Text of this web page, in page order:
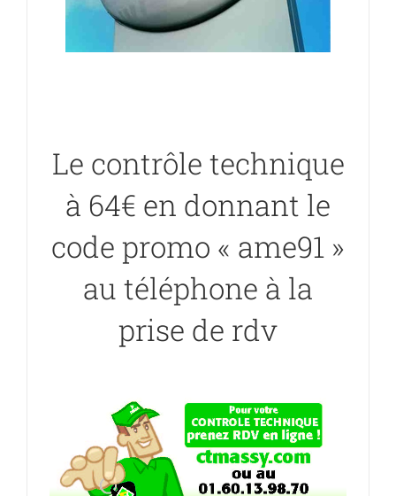
Le contrôle technique
à 64€ en donnant le
code promo « ame91 »
au téléphone à la
prise de rdv